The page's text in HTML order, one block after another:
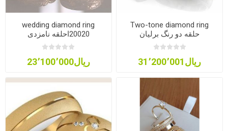
Two-tone diamond ring
حلقه دو رنگ برلیان
ریال31٬200٬001
wedding diamond ring
20020احلقه نامزدی
ریال23٬100٬000